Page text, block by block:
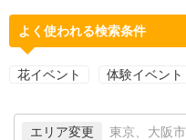
よく使われる検索条件
花イベント 体験イベント
エリア変更 東京、大阪市